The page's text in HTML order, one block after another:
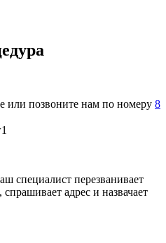
или позвоните нам по номеру 8
специалист перезванивает
адрес и назвачает